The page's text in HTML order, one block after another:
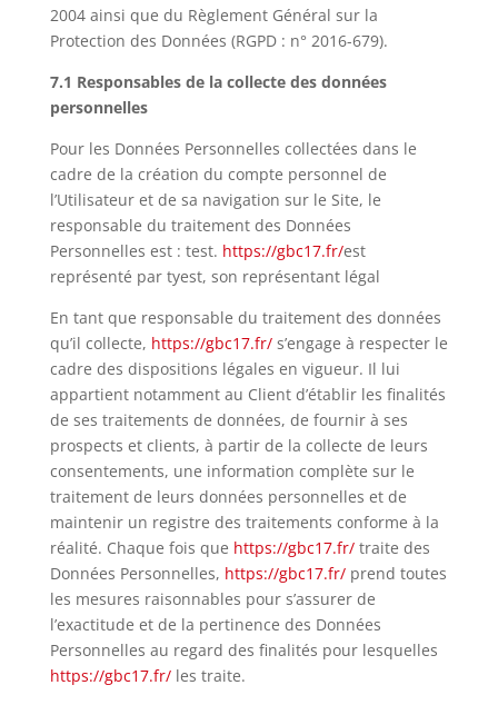
2004 ainsi que du Règlement Général sur la
Protection des Données (RGPD: n° 2016-679).
7.1 Responsables de la collecte des données
personnelles
Pour les Données Personnelles collectées dans le
cadre de la création du compte personnel de
l’Utilisateur et de sa navigation sur le Site, le
responsable du traitement des Données
Personnelles est : test. https://gbc17.fr/est
représenté par tyest, son représentant légal
En tant que responsable du traitement des données
qu’il collecte, https://gbc17.fr/ s’engage à respecter le
cadre des dispositions légales en vigueur. Il lui
appartient notamment au Client d’établir les finalités
de ses traitements de données, de fournir à ses
prospects et clients, à partir de la collecte de leurs
consentements, une information complète sur le
traitement de leurs données personnelles et de
maintenir un registre des traitements conforme à la
réalité. Chaque fois que https://gbc17.fr/traite des
Données Personnelles, https://gbc17.fr/prend toutes
les mesures raisonnables pour s’assurer de
l’exactitude et de la pertinence des Données
Personnelles au regard des finalités pour lesquelles
https://gbc17.fr/ les traite.